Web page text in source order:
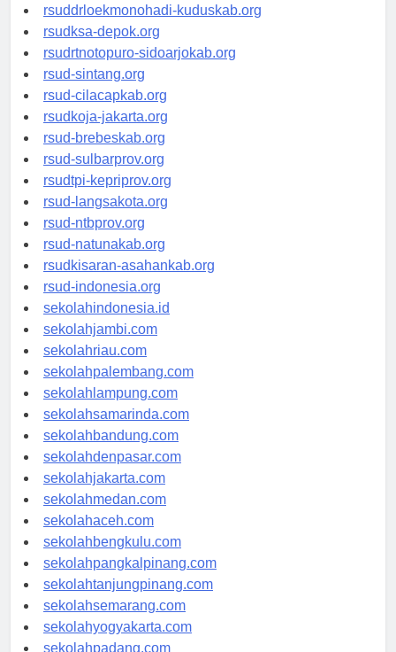
rsud-tpikepriprov.org
rsuddrloekmonohadi-kuduskab.org
rsudksa-depok.org
rsudrtnotopuro-sidoarjokab.org
rsud-sintang.org
rsud-cilacapkab.org
rsudkoja-jakarta.org
rsud-brebeskab.org
rsud-sulbarprov.org
rsudtpi-kepriprov.org
rsud-langsakota.org
rsud-ntbprov.org
rsud-natunakab.org
rsudkisaran-asahankab.org
rsud-indonesia.org
sekolahindonesia.id
sekolahjambi.com
sekolahriau.com
sekolahpalembang.com
sekolahlampung.com
sekolahsamarinda.com
sekolahbandung.com
sekolahdenpasar.com
sekolahjakarta.com
sekolahmedan.com
sekolahaceh.com
sekolahbengkulu.com
sekolahpangkalpinang.com
sekolahtanjungpinang.com
sekolahsemarang.com
sekolahyogyakarta.com